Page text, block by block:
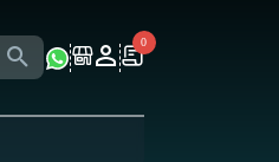
0